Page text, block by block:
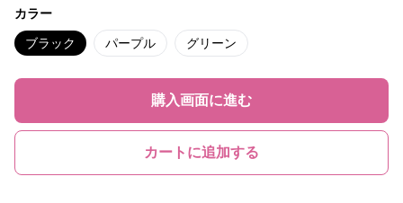
カラー
ブラック パープル グリーン
購入画面に進む
カートに追加する